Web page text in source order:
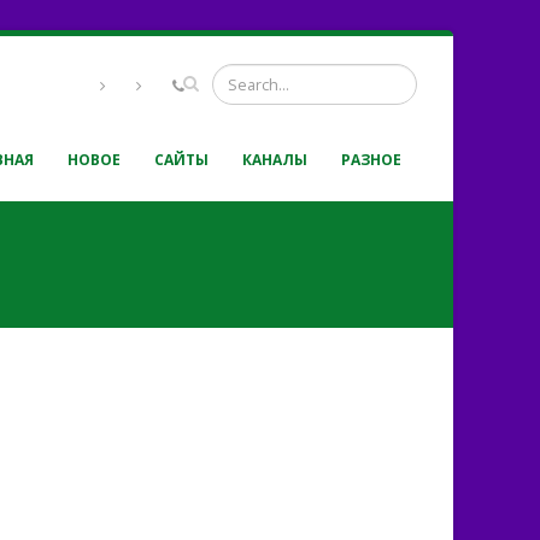
НОВОЕ САЙТЫ КАНАЛЫ РАЗНОЕ